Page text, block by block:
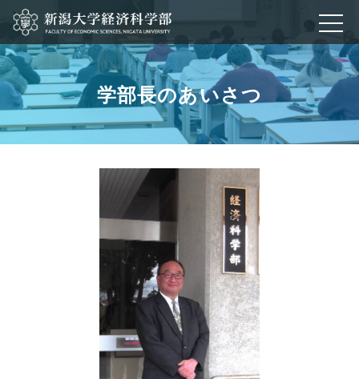
学部長のあいさつ